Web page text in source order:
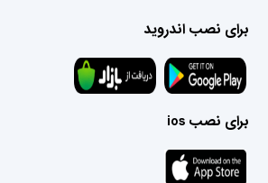
برای نصب اندروید
برای نصب ios